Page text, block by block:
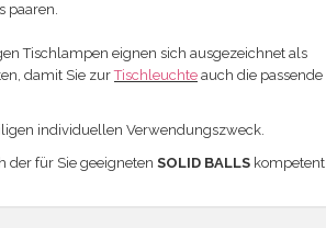
paaren.
Tischlampen eignen sich ausgezeichnet als
damit Sie zurTischleuchte auch die passende
individuellen Verwendungszweck.
der für Sie geeigneten SOLID BALLS kompetent